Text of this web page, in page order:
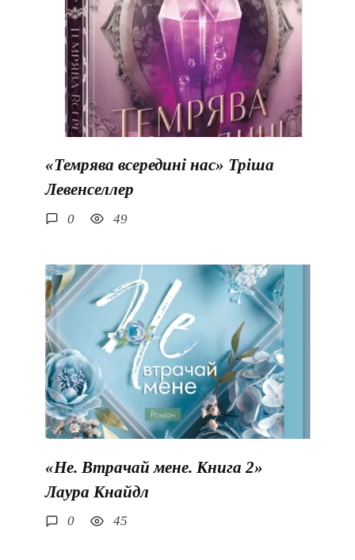
«Темрява всередині нас» Тріша
Левенселлер
0 49
«Не. Втрачай мене. Книга 2»
Лаура Кнайдл
0 45